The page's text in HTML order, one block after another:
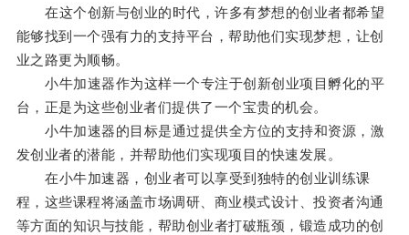
在这个创新与创业的时代，许多有梦想的创业者都希望
能够找到一个强有力的支持平台，帮助他们实现梦想，让创
业之路更为顺畅。
小牛加速器作为这样一个专注于创新创业项目孵化的平
台，正是为这些创业者们提供了一个宝贵的机会。
小牛加速器的目标是通过提供全方位的支持和资源，激
发创业者的潜能，并帮助他们实现项目的快速发展。
在小牛加速器，创业者可以享受到独特的创业训练课
程，这些课程将涵盖市场调研、商业模式设计、投资者沟通
等方面的知识与技能，帮助创业者打破瓶颈，锻造成功的创